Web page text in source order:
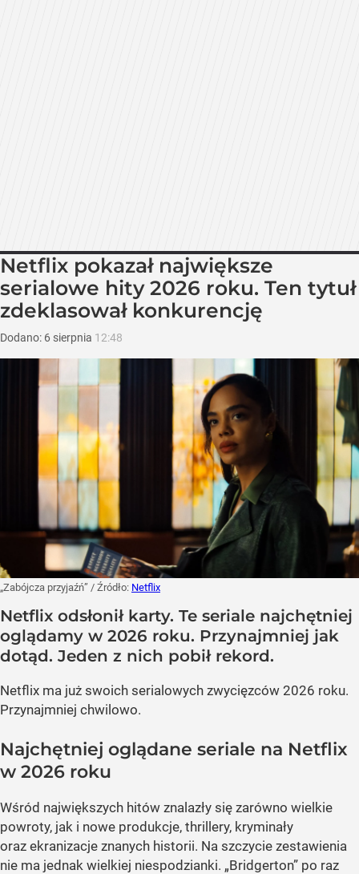
Netflix pokazał największe
serialowe hity 2026 roku. Ten tytuł
zdeklasował konkurencję
Dodano: 6 sierpnia 12:48
„Zabójcza przyjaźń” / Źródło: Netflix
Netflix odsłonił karty. Te seriale najchętniej
oglądamy w 2026 roku. Przynajmniej jak
dotąd. Jeden z nich pobił rekord.
Netflix ma już swoich serialowych zwycięzców 2026 roku.
Przynajmniej chwilowo.
Najchętniej oglądane seriale na Netflix
w 2026 roku
Wśród największych hitów znalazły się zarówno wielkie
powroty, jak i nowe produkcje, thrillery, kryminały
oraz ekranizacje znanych historii. Na szczycie zestawienia
nie ma jednak wielkiej niespodzianki. „Bridgerton” po raz